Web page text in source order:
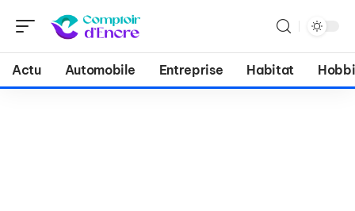
Actu Automobile Entreprise Habitat